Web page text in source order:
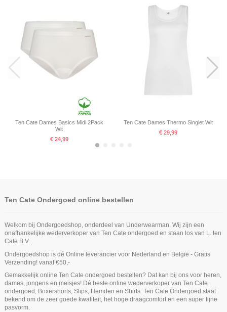
Ten Cate Dames Basics Midi 2Pack
Wit
€ 24,99
Ten Cate Dames Thermo Singlet Wit
€ 29,99
Ten Cate Thermo Dames T-Shirt Wit
€ 21,42€ 32,95 Product is beschikbaar met verschillende opties
Ten Cate Heren Thermo Broek Navy
Niet op voorraad
Ten Cate Dames Basics High Leg
Lace Zwart
Ten Cate Dames Thermo Lace Shirt
Longsleeve Wit
Ten Cate Dames Thermo Lace Shirt
Longsleeve Zwart
Product is beschikbaar met verschillende opties
Ten Cate Heren Thermo T-Shirt
Sneeuw Wit
Ten Cate Dames Thermo Broek
Zwart
Niet op voorraad
Ten Cate Dames Thermo T-Shirt Wit
Ten Cate Ondergoed online bestellen
Welkom bij Ondergoedshop, onderdeel van Underwearman. Wij zijn een
onafhankelijke wederverkoper van Ten Cate ondergoed en staan los van L. ten
Cate B.V.
Ondergoedshop is dé Online leverancier voor Nederland en België - Gratis
Verzending! vanaf €50,-
Gemakkelijk online Ten Cate ondergoed bestellen? Dat kan bij ons voor heren,
dames, jongens en meisjes! Dé beste online wederverkoper van Ten Cate
ondergoed; Boxershorts, Slips, Hemden en Shirts. Ten Cate Ondergoed staat
bekend om de zeer goede kwaliteit, het hoge draagcomfort en een super fijne
pasvorm.